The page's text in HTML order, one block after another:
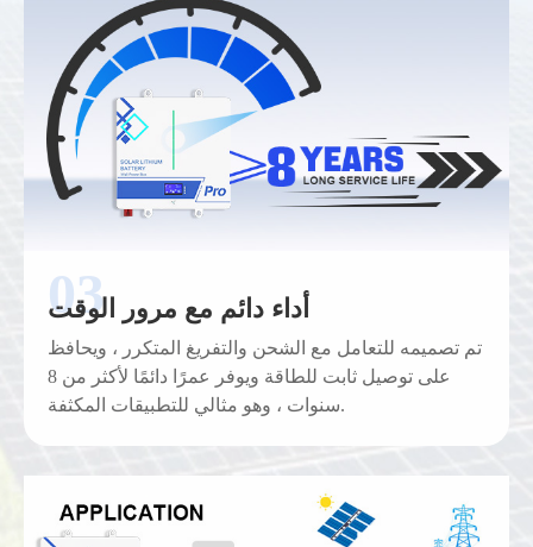
أداء دائم مع مرور الوقت
تم تصميمه للتعامل مع الشحن والتفريغ المتكرر ، ويحافظ
على توصيل ثابت للطاقة ويوفر عمرًا دائمًا لأكثر من 8
سنوات ، وهو مثالي للتطبيقات المكثفة.